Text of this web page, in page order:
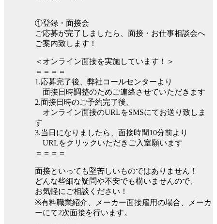
①登録・面接会
ご応募が完了しましたら、面接・お仕事相談会へ
ご案内致します！
＜オンライン面接を実施しています！＞
＝＝＝＝
1.応募完了後、弊社コールセンターより
面接日時調整のためご連絡させていただきます
2.面接日時のご予約完了後、
オンライン面接のURLをSMSにてお送り致しま
す
3.当日になりましたら、面接時間10分前より
URLをクリックいただきご入室願います
＝＝＝＝
面接といっても堅苦しいものではありません！
どんな些細な疑問や不安でも構いませんので、
お気軽にご相談ください！
※有料職業紹介、メーカー面接雇用の場合、メーカ
ーにて2次面接を行います。